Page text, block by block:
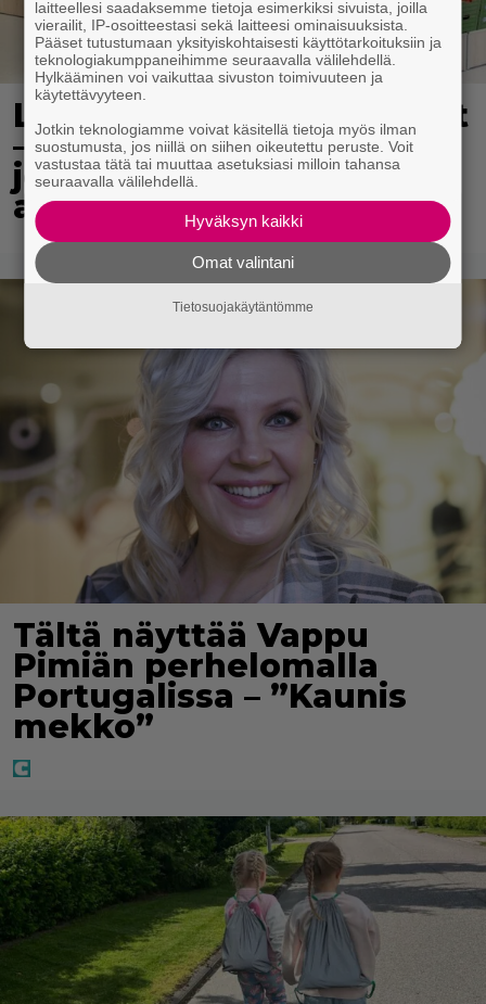
Lidl aloitti jättialennukset
– kotimaiset kasvikset
jopa 40 prosentin
alennuksessa
Tältä näyttää Vappu
Pimiän perhelomalla
Portugalissa – ”Kaunis
mekko”
laitteellesi saadaksemme tietoja esimerkiksi sivuista, joilla
vierailit, IP-osoitteestasi sekä laitteesi ominaisuuksista.
Pääset tutustumaan yksityiskohtaisesti käyttötarkoituksiin ja
teknologiakumppaneihimme seuraavalla välilehdellä.
Hylkääminen voi vaikuttaa sivuston toimivuuteen ja
käytettävyyteen.
Jotkin teknologiamme voivat käsitellä tietoja myös ilman
suostumusta, jos niillä on siihen oikeutettu peruste. Voit
vastustaa tätä tai muuttaa asetuksiasi milloin tahansa
seuraavalla välilehdellä.
Hyväksyn kaikki
Omat valintani
Tietosuojakäytäntömme